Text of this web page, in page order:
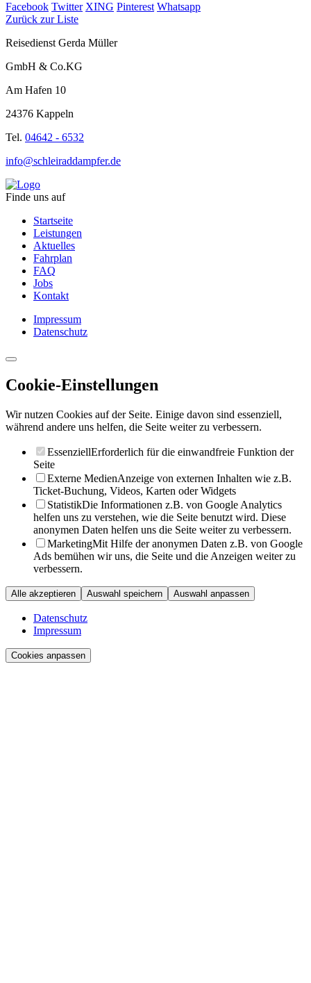
Facebook Twitter XING Pinterest Whatsapp
Zurück zur Liste
Reisedienst Gerda Müller
GmbH & Co.KG
Am Hafen 10
24376 Kappeln
Tel. 04642 - 6532
info@schleiraddampfer.de
Finde uns auf
Startseite
Leistungen
Aktuelles
Fahrplan
FAQ
Jobs
Kontakt
Impressum
Datenschutz
Cookie-Einstellungen
Wir nutzen Cookies auf der Seite. Einige davon sind essenziell,
während andere uns helfen, die Seite weiter zu verbessern.
EssenziellErforderlich für die einwandfreie Funktion der
Seite
Externe MedienAnzeige von externen Inhalten wie z.B.
Ticket-Buchung, Videos, Karten oder Widgets
StatistikDie Informationen z.B. von Google Analytics
helfen uns zu verstehen, wie die Seite benutzt wird. Diese
anonymen Daten helfen uns die Seite weiter zu verbessern.
MarketingMit Hilfe der anonymen Daten z.B. von Google
Ads bemühen wir uns, die Seite und die Anzeigen weiter zu
verbessern.
Alle akzeptieren Auswahl speichern Auswahl anpassen
Datenschutz
Impressum
Cookies anpassen